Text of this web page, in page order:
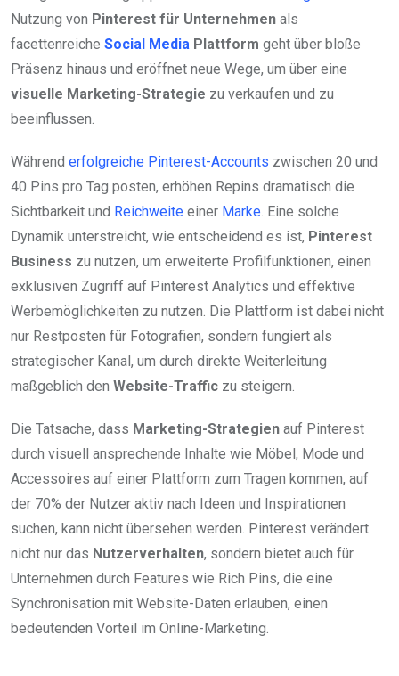
Nutzung von Pinterest für Unternehmen als
facettenreiche Social Media Plattform geht über bloße
Präsenz hinaus und eröffnet neue Wege, um über eine
visuelle Marketing-Strategie zu verkaufen und zu
beeinflussen.
Während erfolgreiche Pinterest-Accounts zwischen 20 und
40 Pins pro Tag posten, erhöhen Repins dramatisch die
Sichtbarkeit und Reichweite einer Marke. Eine solche
Dynamik unterstreicht, wie entscheidend es ist, Pinterest
Business zu nutzen, um erweiterte Profilfunktionen, einen
exklusiven Zugriff auf Pinterest Analytics und effektive
Werbemöglichkeiten zu nutzen. Die Plattform ist dabei nicht
nur Restposten für Fotografien, sondern fungiert als
strategischer Kanal, um durch direkte Weiterleitung
maßgeblich den Website-Traffic zu steigern.
Die Tatsache, dass Marketing-Strategien auf Pinterest
durch visuell ansprechende Inhalte wie Möbel, Mode und
Accessoires auf einer Plattform zum Tragen kommen, auf
der 70% der Nutzer aktiv nach Ideen und Inspirationen
suchen, kann nicht übersehen werden. Pinterest verändert
nicht nur das Nutzerverhalten, sondern bietet auch für
Unternehmen durch Features wie Rich Pins, die eine
Synchronisation mit Website-Daten erlauben, einen
bedeutenden Vorteil im Online-Marketing.